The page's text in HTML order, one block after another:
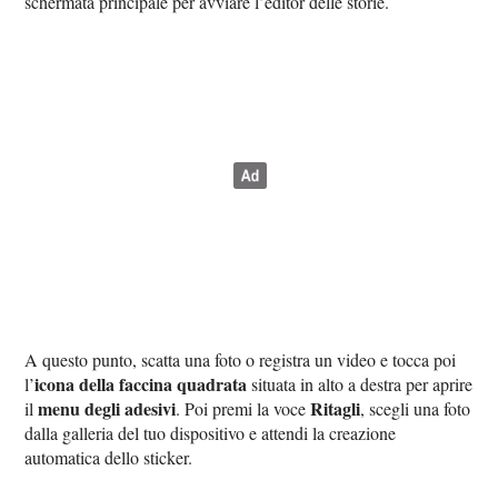
A questo punto, scatta una foto o registra un video e tocca poi
l’icona della faccina quadrata situata in alto a destra per aprire
ilmenu degli adesivi. Poi premi la voceRitagli, scegli una foto
dalla galleria del tuo dispositivo e attendi la creazione
automatica dello sticker.